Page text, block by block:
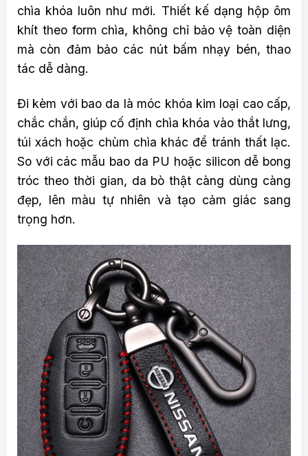
chìa khóa luôn như mới. Thiết kế dạng hộp ôm
khít theo form chìa, không chỉ bảo vệ toàn diện
mà còn đảm bảo các nút bấm nhạy bén, thao
tác dễ dàng.
Đi kèm với bao da là móc khóa kim loại cao cấp,
chắc chắn, giúp cố định chìa khóa vào thắt lưng,
túi xách hoặc chùm chìa khác để tránh thất lạc.
So với các mẫu bao da PU hoặc silicon dễ bong
tróc theo thời gian, da bò thật càng dùng càng
đẹp, lên màu tự nhiên và tạo cảm giác sang
trọng hơn.